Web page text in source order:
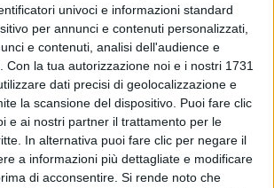
univoci e informazioni standard
per annunci e contenuti personalizzati,
e contenuti, analisi dell'audience e
Con la tua autorizzazione noi e i nostri 1731
dati precisi di geolocalizzazione e
la scansione del dispositivo. Puoi fare clic
e ai nostri partner il trattamento per le
In alternativa puoi fare clic per negare il
a informazioni più dettagliate e modificare
di acconsentire. Si rende noto che
quella foto in studio con Alfa
dello scorso anno che Sangio non si
Alfa intanto confessa: “Sto
”. Che una canzone sia proprio